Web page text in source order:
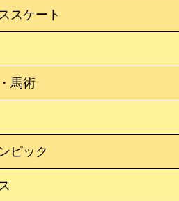
スケート
馬術
ピック